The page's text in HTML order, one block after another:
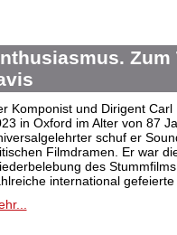
Zum
Komponist und Dirigent
in Oxford im Alter von 87
schuf er
Filmdramen. Er war
des
international